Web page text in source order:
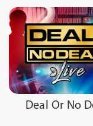
Deal Or No